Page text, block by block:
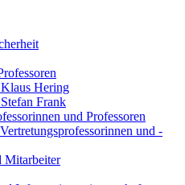
Hering
Frank
und Professoren
und -
Mitarbeiter